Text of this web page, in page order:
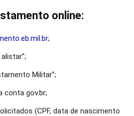
online:
;
Militar”;
conta gov.br;
(CPF, data de nascimento